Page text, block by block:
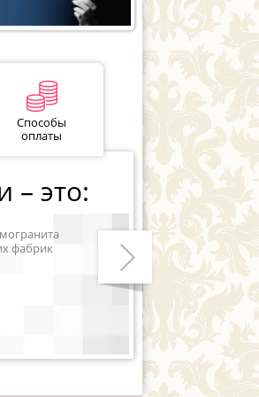
Способы
оплаты
– это:
фабрик
Следующий